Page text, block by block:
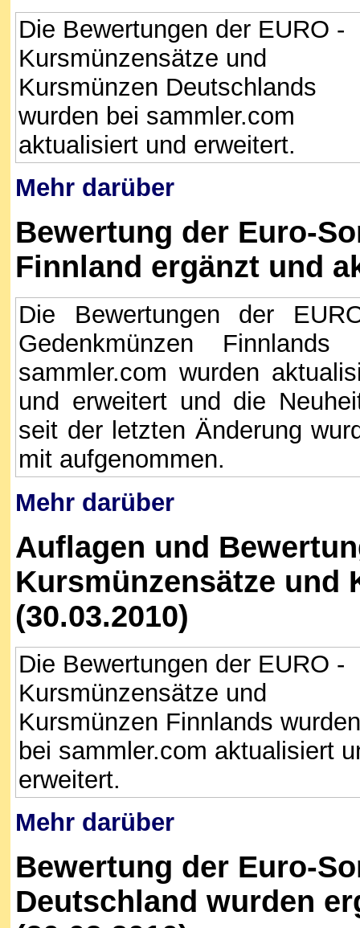
Die Bewertungen der EURO -
Kursmünzensätze und
Kursmünzen Deutschlands
wurden bei sammler.com
aktualisiert und erweitert.
Mehr darüber
Bewertung der Euro-
Finnland ergänzt und
Die Bewertungen der
Gedenkmünzen Finnlands
sammler.com wurden
und erweitert und die
seit der letzten Änderung
mit aufgenommen.
Mehr darüber
Auflagen und
Kursmünzensätze und
(30.03.2010)
Die Bewertungen der EURO -
Kursmünzensätze und
Kursmünzen Finnlands wurden
bei sammler.com aktualisiert
erweitert.
Mehr darüber
Bewertung der Euro-
Deutschland wurden